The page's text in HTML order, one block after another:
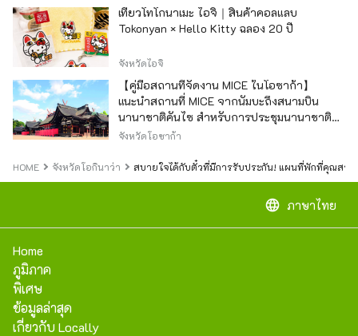
เที่ยวโทโกนาเมะ ไอจิ｜สินค้าคอลแลบ
Tokonyan × Hello Kitty ฉลอง 20 ปี
จังหวัดไอจิ
【คู่มือสถานที่จัดงาน MICE ในโอซาก้า】
แนะนำสถานที่ MICE จากนัมบะถึงสนามบิน
นานาชาติคันไซ สำหรับการประชุมนานาชาติ
และกิจกรรมองค์กร
จังหวัดโอซาก้า
HOME จังหวัดโอกินาว่า สบายใจได้กับตั๋วที่มีการรับประกัน! แผนที่พักที่คุณสาม
language ภาษาไทย
Home
ภูมิภาค
พิเศษ
ข้อมูลล่าสุด
เกี่ยวกับ Locally